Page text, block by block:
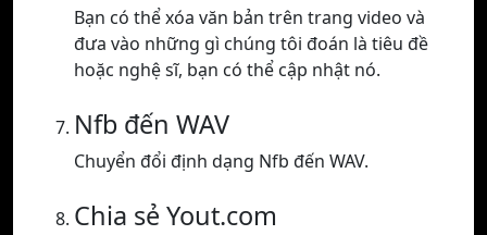
Bạn có thể xóa văn bản trên trang video và
đưa vào những gì chúng tôi đoán là tiêu đề
hoặc nghệ sĩ, bạn có thể cập nhật nó.
Nfb đến WAV
Chuyển đổi định dạng Nfb đến WAV.
Chia sẻ Yout.com